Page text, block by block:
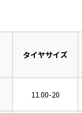
タイヤサイズ
11.00-20